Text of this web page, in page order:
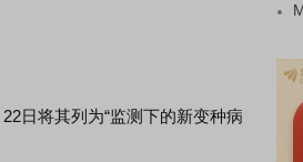
日将其列为“监测下的新变种病